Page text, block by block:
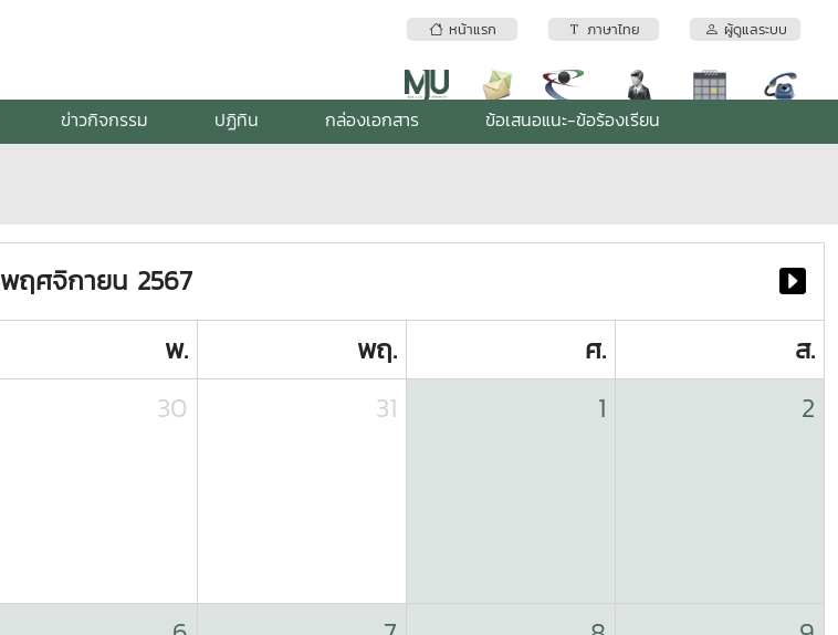
หน้าแรก ภาษาไทย ผู้ดูแลระบบ
ข่าวกิจกรรม ปฏิทิน กล่องเอกสาร ข้อเสนอแนะ-ข้อร้องเรียน
พฤศจิกายน 2567
พ. พฤ. ศ.
ส.
30 31 1 2